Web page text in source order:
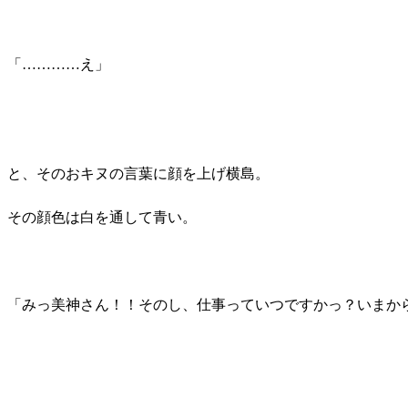
「…………え」
と、そのおキヌの言葉に顔を上げ横島。
その顔色は白を通して青い。
「みっ美神さん！！そのし、仕事っていつですかっ？いまか